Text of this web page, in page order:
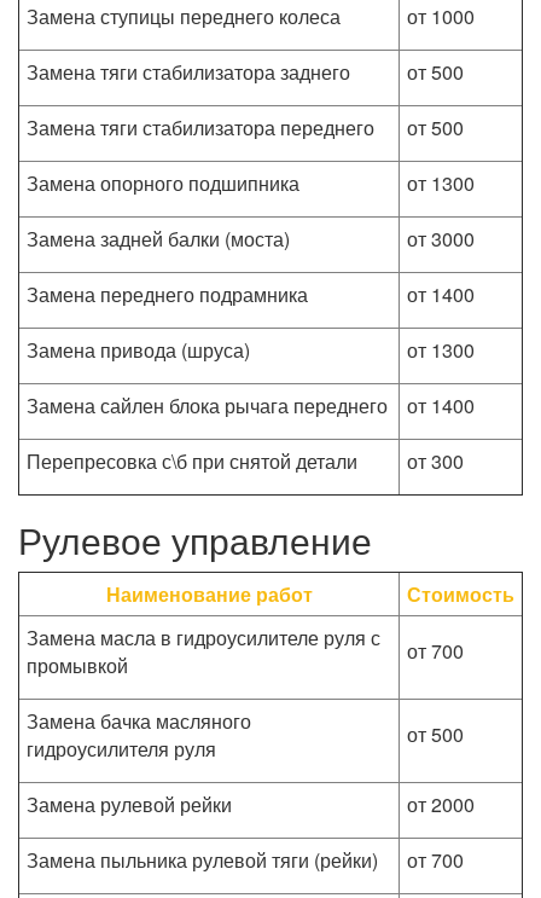
Замена ступицы переднего колеса
от 1000
Замена тяги стабилизатора заднего
от 500
Замена тяги стабилизатора переднего
от 500
Замена опорного подшипника
от 1300
Замена задней балки (моста)
от 3000
Замена переднего подрамника
от 1400
Замена привода (шруса)
от 1300
Замена сайлен блока рычага переднего
от 1400
Перепресовка с\б при снятой детали
от 300
Рулевое управление
Наименование работ
Стоимость
Замена масла в гидроусилителе руля с
промывкой
от 700
Замена бачка масляного
гидроусилителя руля
от 500
Замена рулевой рейки
от 2000
Замена пыльника рулевой тяги (рейки)
от 700